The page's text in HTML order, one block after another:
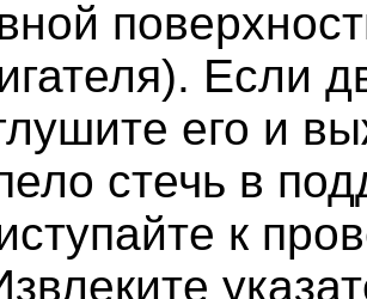
Если
его и
стечь в
к